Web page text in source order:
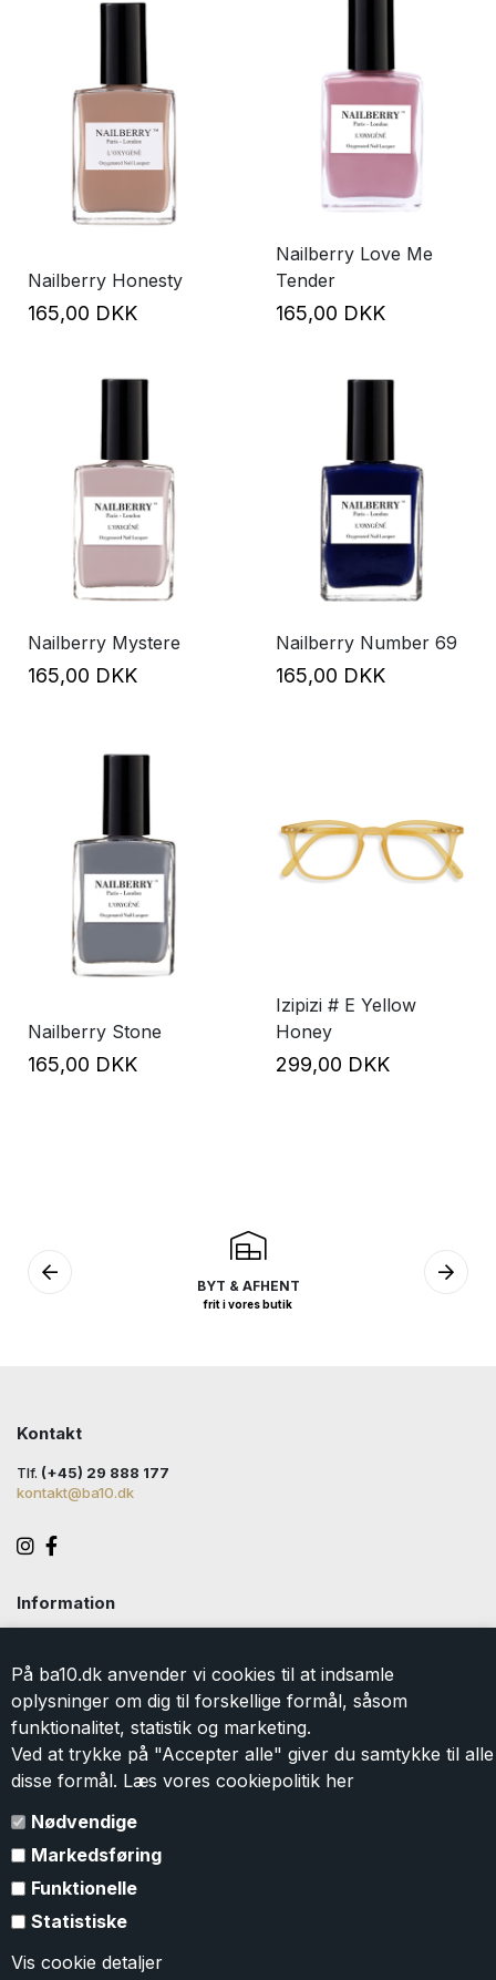
På ba10.dk anvender vi cookies til at indsamle
oplysninger om dig til forskellige formål, såsom
funktionalitet, statistik og marketing.
Ved at trykke på "Accepter alle" giver du samtykke til alle
disse formål. Læs vores cookiepolitik her
Nødvendige
Markedsføring
Funktionelle
Statistiske
Vis cookie detaljer
Nailberry Honesty
165,00 DKK
Nailberry Love Me
Tender
165,00 DKK
Nailberry Mystere
165,00 DKK
Nailberry Number 69
165,00 DKK
Nailberry Stone
165,00 DKK
Izipizi # E Yellow
Honey
299,00 DKK
BYT & AFHENT
frit i vores butik
Kontakt
Tlf. (+45) 29 888 177
kontakt@ba10.dk
Information
Levering
Returlabel
Persondatapolitik
Om BA10
Gavekort
Tilmeld dig vores nyhedsbrev og modtag eksklusive tilbud og
nyheder i shoppen. Du kan til en hver tid
tilmelding accepterer du vores